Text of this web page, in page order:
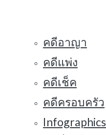
คดีอาญา
คดีแพ่ง
คดีเช็ค
คดีครอบครัว
Infographics